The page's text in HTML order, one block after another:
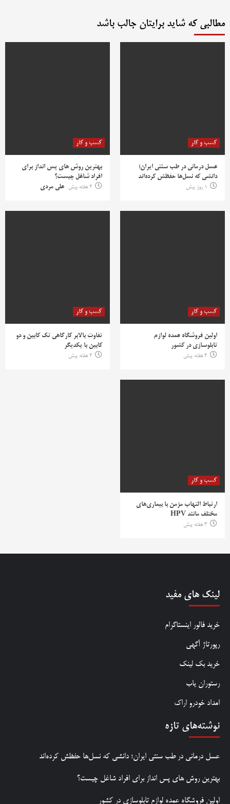
مطالبی که شاید برایتان جالب باشد
کسب و کار
عسل درمانی در طب سنتی ایران؛
دانشی که نسل‌ها حفظش کرده‌اند
1 روز پیش
کسب و کار
بهترین روش‌ های پس‌ انداز برای
افراد شاغل چیست؟
2 هفته پیش
علی مردی
کسب و کار
اولین فروشگاه عمده لوازم
تابلوسازی در کشور
2 هفته پیش
کسب و کار
تفاوت بالابر کارگاهی تک کابین و دو
کابین با یکدیگر
2 هفته پیش
کسب و کار
ارتباط التهاب مزمن با بیماری‌های
مختلف مانند HPV
3 هفته پیش
لینک های مفید
خرید فالور اینستاگرام
رپورتاژ آگهی
خرید بک لینک
رستوران یاب
امداد خودرو اراک
نوشته‌های تازه
عسل درمانی در طب سنتی ایران؛ دانشی که نسل‌ها حفظش کرده‌اند
بهترین روش‌ های پس‌ انداز برای افراد شاغل چیست؟
اولین فروشگاه عمده لوازم تابلوسازی در کشور